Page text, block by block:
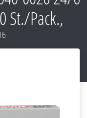
St./Pack.,